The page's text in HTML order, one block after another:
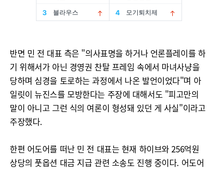
반면 민 전 대표 측은 "의사표명을 하거나 언론플레이를 하
기 위해서가 아닌 경영권 찬탈 프레임 속에서 마녀사냥을
당하며 심경을 토로하는 과정에서 나온 발언이었다"며 아
일릿이 뉴진스를 모방한다는 주장에 대해서도 "피고만의
말이 아니고 그런 식의 여론이 형성돼 있던 게 사실"이라고
주장했다.
한편 어도어를 떠난 민 전 대표는 현재 하이브와 256억원
상당의 풋옵션 대금 지급 관련 소송도 진행 중이다. 어도어